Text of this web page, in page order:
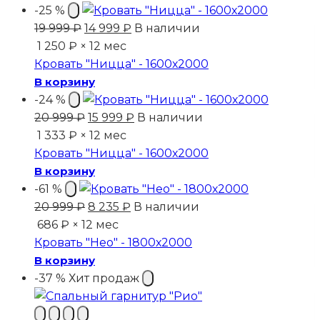
-25 %
19 999₽ Первоначальная
цена
составляла
19
999 ₽.
14 999 ₽ Текущая
14
В наличии
1 250 ₽ × 12 мес
Кровать "Ницца" - 1600х2000
В корзину
-24 %
20 999₽ Первоначальная
цена
составляла
20
999 ₽.
15 999 ₽ Текущая
15
В наличии
1 333 ₽ × 12 мес
Кровать "Ницца" - 1600х2000
В корзину
-61 %
20 999₽ Первоначальная
цена
составляла
20
999 ₽.
8 235 ₽ Текущая
8
В наличии
686 ₽ × 12 мес
Кровать "Нео" - 1800х2000
В корзину
-37 % Хит продаж